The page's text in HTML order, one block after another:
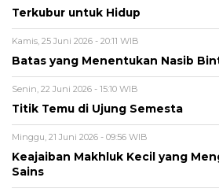
Terkubur untuk Hidup
Kamis, 25 Juni 2026 - 20:11 WIB
Batas yang Menentukan Nasib
Senin, 22 Juni 2026 - 15:10 WIB
Titik Temu di Ujung Semesta
Minggu, 21 Juni 2026 - 09:56 WIB
Keajaiban Makhluk Kecil yang
Sains